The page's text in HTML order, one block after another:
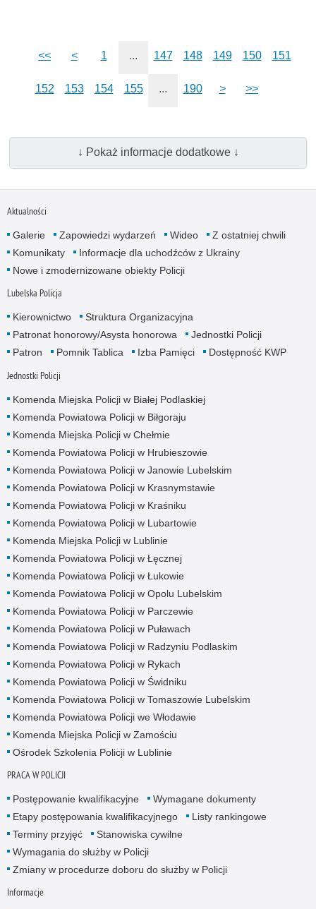
<< < 1 ... 147 148 149 150 151
152 153 154 155 ... 190 > >>
↓ Pokaż informacje dodatkowe ↓
Aktualności
Galerie Zapowiedzi wydarzeń Wideo
Z ostatniej chwili
Komunikaty
Informacje dla uchodźców z Ukrainy
Nowe i zmodernizowane obiekty Policji
Lubelska Policja
Kierownictwo
Struktura Organizacyjna
Patronat honorowy/Asysta honorowa
Jednostki Policji
Patron
Pomnik Tablica Izba Pamięci Dostępność KWP
Jednostki Policji
Komenda Miejska Policji w Białej Podlaskiej
Komenda Powiatowa Policji w Biłgoraju
Komenda Miejska Policji w Chełmie
Komenda Powiatowa Policji w Hrubieszowie
Komenda Powiatowa Policji w Janowie Lubelskim
Komenda Powiatowa Policji w Krasnymstawie
Komenda Powiatowa Policji w Kraśniku
Komenda Powiatowa Policji w Lubartowie
Komenda Miejska Policji w Lublinie
Komenda Powiatowa Policji w Łęcznej
Komenda Powiatowa Policji w Łukowie
Komenda Powiatowa Policji w Opolu Lubelskim
Komenda Powiatowa Policji w Parczewie
Komenda Powiatowa Policji w Puławach
Komenda Powiatowa Policji w Radzyniu Podlaskim
Komenda Powiatowa Policji w Rykach
Komenda Powiatowa Policji w Świdniku
Komenda Powiatowa Policji w Tomaszowie Lubelskim
Komenda Powiatowa Policji we Włodawie
Komenda Miejska Policji w Zamościu
Ośrodek Szkolenia Policji w Lublinie
PRACA W POLICJI
Postępowanie kwalifikacyjne
Wymagane dokumenty
Etapy postępowania kwalifikacyjnego
Listy rankingowe
Terminy przyjęć
Stanowiska cywilne
Wymagania do służby w Policji
Zmiany w procedurze doboru do służby w Policji
Informacje